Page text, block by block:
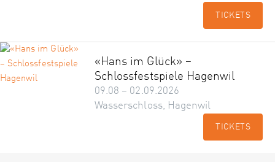
TICKETS
«Hans im Glück» –
Schlossfestspiele Hagenwil
09.08 – 02.09.2026
Wasserschloss, Hagenwil
TICKETS